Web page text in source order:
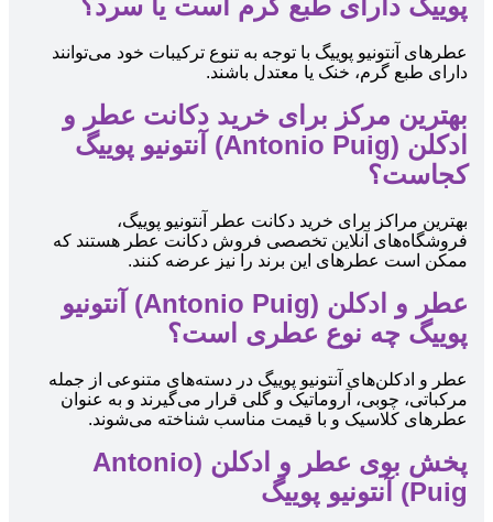
پوییگ دارای طبع گرم است یا سرد؟
عطرهای آنتونیو پوییگ با توجه به تنوع ترکیبات خود می‌توانند
دارای طبع گرم، خنک یا معتدل باشند.
بهترین مرکز برای خرید دکانت عطر و
ادکلن (Antonio Puig) آنتونیو پوییگ
کجاست؟
بهترین مراکز برای خرید دکانت عطر آنتونیو پوییگ،
فروشگاه‌های آنلاین تخصصی فروش دکانت عطر هستند که
ممکن است عطرهای این برند را نیز عرضه کنند.
عطر و ادکلن (Antonio Puig) آنتونیو
پوییگ چه نوع عطری است؟
عطر و ادکلن‌های آنتونیو پوییگ در دسته‌های متنوعی از جمله
مرکباتی، چوبی، آروماتیک و گلی قرار می‌گیرند و به عنوان
عطرهای کلاسیک و با قیمت مناسب شناخته می‌شوند.
پخش بوی عطر و ادکلن (Antonio
Puig) آنتونیو پوییگ